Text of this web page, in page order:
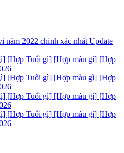
năm 2022 chính xác nhất Update
[Hợp Tuổi gì] [Hợp màu gì] [Hợp
[Hợp Tuổi gì] [Hợp màu gì] [Hợp
[Hợp Tuổi gì] [Hợp màu gì] [Hợp
[Hợp Tuổi gì] [Hợp màu gì] [Hợp